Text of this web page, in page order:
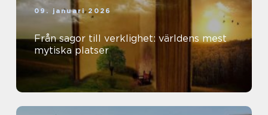
09. januari 2026
Från sagor till verklighet: världens mest
mytiska platser